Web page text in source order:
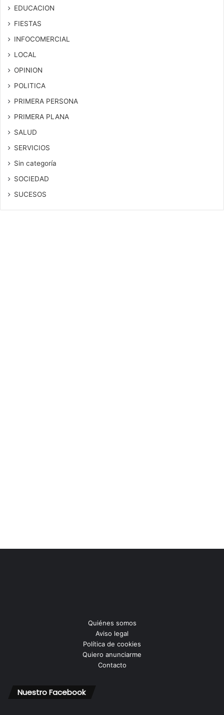
EDUCACION
FIESTAS
INFOCOMERCIAL
LOCAL
OPINION
POLITICA
PRIMERA PERSONA
PRIMERA PLANA
SALUD
SERVICIOS
Sin categoría
SOCIEDAD
SUCESOS
Quiénes somos
Aviso legal
Política de cookies
Quiero anunciarme
Contacto
Nuestro Facebook